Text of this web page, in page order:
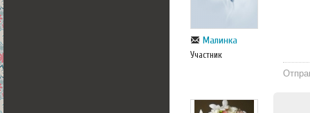
Малинка
Участник